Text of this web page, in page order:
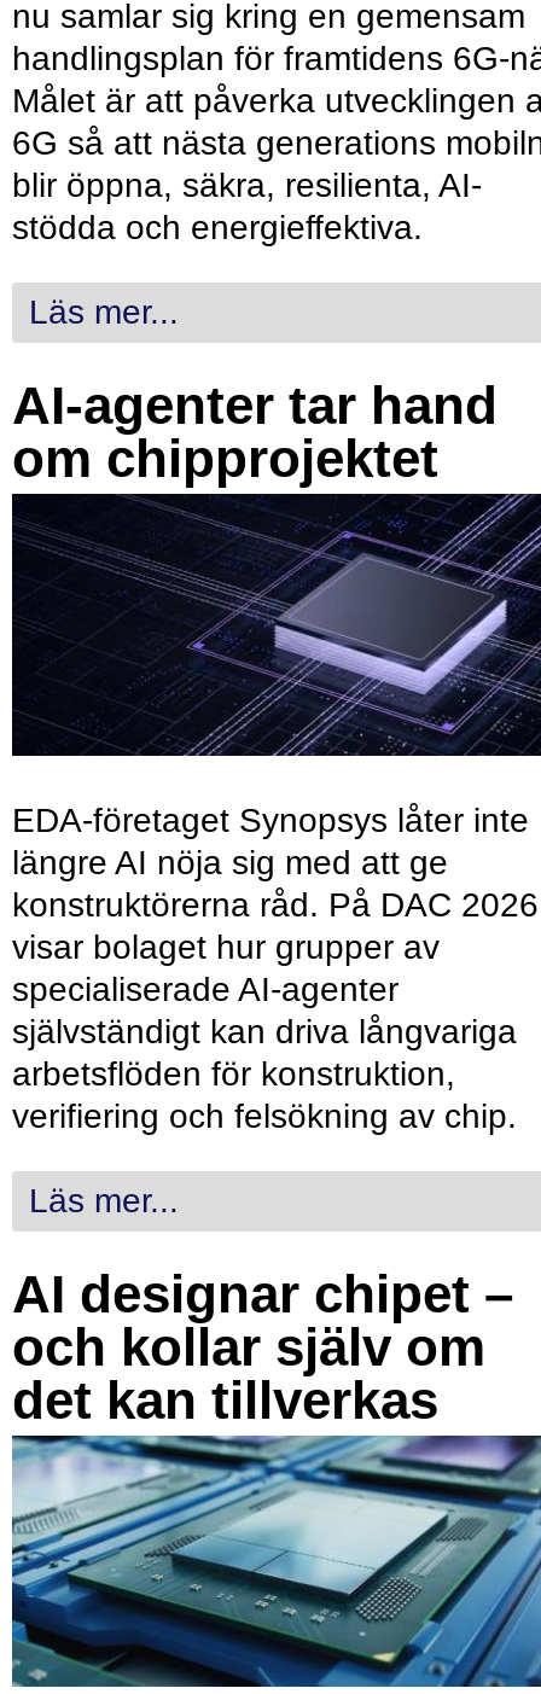
nu samlar sig kring en gemensam
handlingsplan för framtidens 6G-
Målet är att påverka utvecklingen
6G så att nästa generations
blir öppna, säkra, resilienta, AI-
stödda och energieffektiva.
Läs mer...
AI-agenter tar hand
om chipprojektet
EDA-företaget Synopsys låter inte
längre AI nöja sig med att ge
konstruktörerna råd. På DAC 2026
visar bolaget hur grupper av
specialiserade AI-agenter
självständigt kan driva långvariga
arbetsflöden för konstruktion,
verifiering och felsökning av chip.
Läs mer...
AI designar chipet –
och kollar själv om
det kan tillverkas